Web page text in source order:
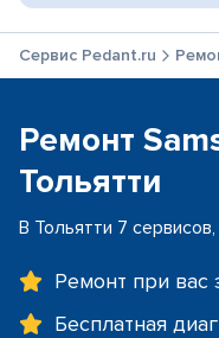
Сервис Pedant.ru
Ремонт
Тольятти
В Тольятти 7
Ремонт при вас
Бесплатная